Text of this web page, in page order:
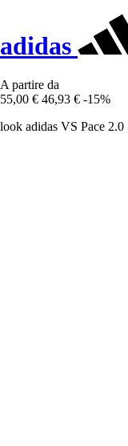
adidas
A partire da
55,00 € 46,93 € -15%
look adidas VS Pace 2.0